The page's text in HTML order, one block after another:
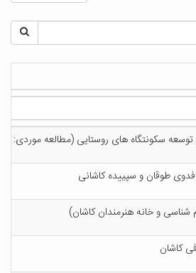
توسعه سکونتگاه های روستایی (مطالعه موردی:
طوقان و سپییده کاشانی
شناسی و خانه هنرمندان کاشان)
کاشان